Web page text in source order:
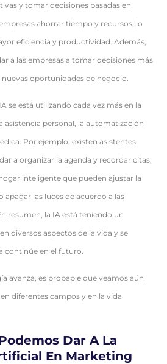
y tomar decisiones basadas en
ahorrar tiempo y recursos, lo
eficiencia y productividad. Además,
a las empresas a tomar decisiones más
oportunidades de negocio.
se está utilizando cada vez más en la
asistencia personal, la automatización
Por ejemplo, existen asistentes
a organizar la agenda y recordar citas,
inteligente que pueden ajustar la
las luces de acuerdo a las
resumen, la IA está teniendo un
diversos aspectos de la vida y se
continúe en el futuro.
avanza, es probable que veamos aún
diferentes campos y en la vida
Dar A La
En Marketing